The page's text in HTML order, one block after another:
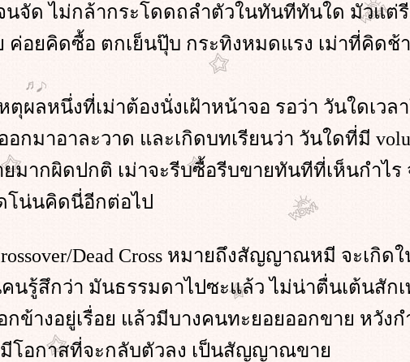
นจัด ไม่กล้ากระโดดถลำตัวในทันทีทันใด มัวแต่
ค่อยคิดซื้อ ตกเย็นปุ๊บ กระทิงหมดแรง เม่าที่คิดช้
ตุผลหนึ่งที่เม่าต้องนั่งเฝ้าหน้าจอ รอว่า วันใดเวล
อกมาอาละวาด และเกิดบทเรียนว่า วันใดที่มี
มากผิดปกติ เม่าจะรีบซื้อรีบขายทันทีที่เห็นกำไร
โน่นคิดนี่อีกต่อไป
Dead Cross หมายถึงสัญญาณหมี จะเกิด
นรู้สึกว่า มันธรรมดาไปซะแล้ว ไม่น่าตื่นเต้นสักเ
กข้างอยู่เรื่อย แล้วมีบางคนทะยอยออกขาย หวังก
โอกาสที่จะกลับตัวลง เป็นสัญญาณขา